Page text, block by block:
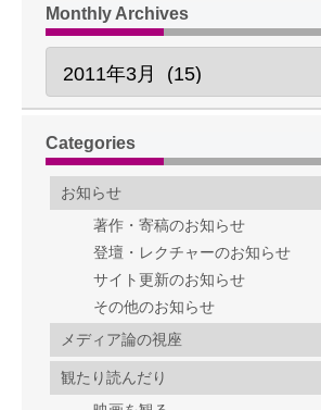
Monthly Archives
Categories
お知らせ
著作・寄稿のお知らせ
登壇・レクチャーのお知らせ
サイト更新のお知らせ
その他のお知らせ
メディア論の視座
観たり読んだり